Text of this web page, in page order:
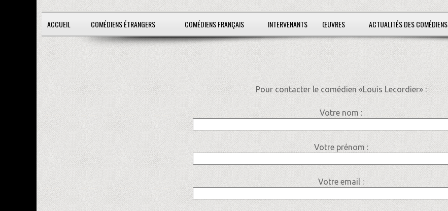
ACCUEIL COMÉDIENS ÉTRANGERS COMÉDIENS FRANÇAIS INTERVENANTS ŒUVRES ACTUALITÉS DES COMÉDIENS
Pour contacter le comédien «Louis Lecordier» :
Votre nom :
Votre prénom :
Votre email :